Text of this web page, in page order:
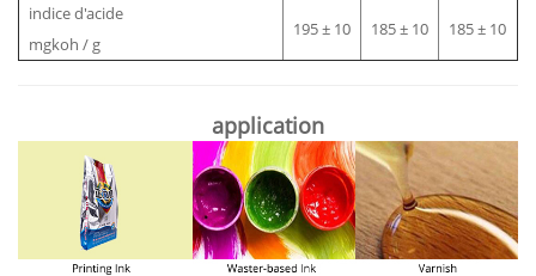
indice d'acide
mgkoh / g
195 ± 10 185 ± 10 185 ± 10
application